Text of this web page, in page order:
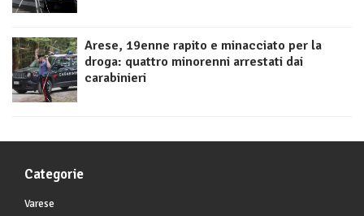
Arese, 19enne rapito e minacciato per la
droga: quattro minorenni arrestati dai
carabinieri
Categorie
Varese